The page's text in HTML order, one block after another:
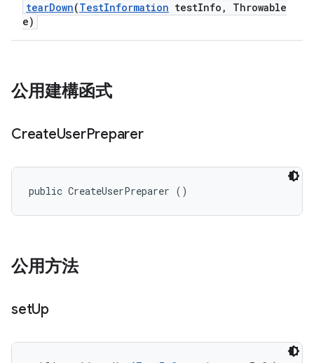
tearDown(TestInformation testInfo ,
Throwable
e)
公用建構函式
CreateUserPreparer
public CreateUserPreparer ()
公用方法
setUp